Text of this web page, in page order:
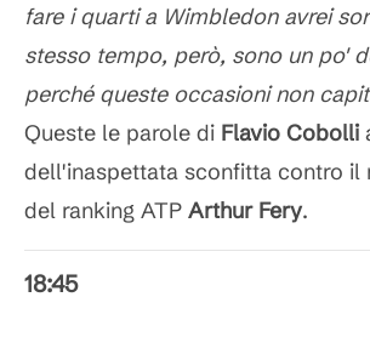
fare i quarti a Wimbledon avrei
stesso tempo, però, sono un po'
perché queste occasioni non
Queste le parole di Flavio Cobolli
dell'inaspettata sconfitta contro il
del ranking ATP Arthur Fery.
18:45